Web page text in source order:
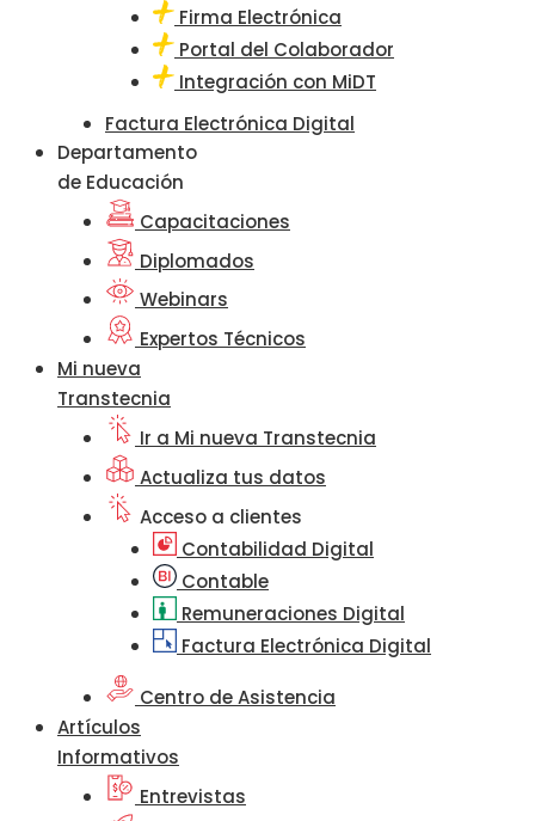
Firma Electrónica
Portal del Colaborador
Integración con MiDT
Factura Electrónica Digital
Departamento
de Educación
Capacitaciones
Diplomados
Webinars
Expertos Técnicos
Mi nueva
Transtecnia
Ir a Mi nueva Transtecnia
Actualiza tus datos
Acceso a clientes
Contabilidad Digital
Contable
Remuneraciones Digital
Factura Electrónica Digital
Centro de Asistencia
Artículos
Informativos
Entrevistas